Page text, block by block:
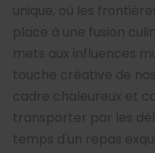
unique, où les
place à une fusion
mets aux influences
touche créative de
cadre chaleureux et
transporter par les
temps d'un repas